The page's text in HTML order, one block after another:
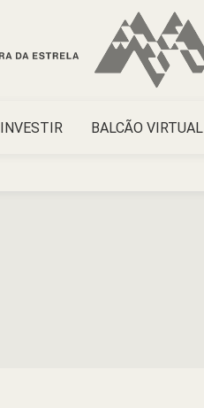
INVESTIR BALCÃO VIRTUAL